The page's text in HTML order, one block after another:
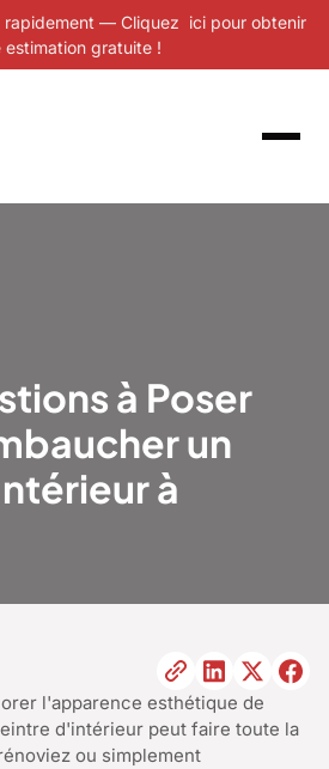
rapidement — Cliquez ici pour obtenir
estimation gratuite !
à Poser
un
à
l'apparence esthétique de
d'intérieur peut faire toute la
ou simplement